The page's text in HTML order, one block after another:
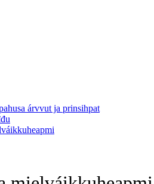
árvvut ja prinsihpat